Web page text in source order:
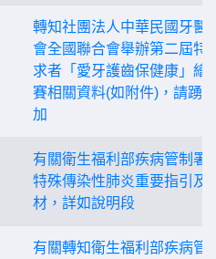
轉知社團法人中華民國牙醫
會全國聯合會舉辦第二屆特
求者「愛牙護齒保健康」繪
賽相關資料(如附件)，請踴
加
有關衛生福利部疾病管制署
特殊傳染性肺炎重要指引及
材，詳如說明段
有關轉知衛生福利部疾病管